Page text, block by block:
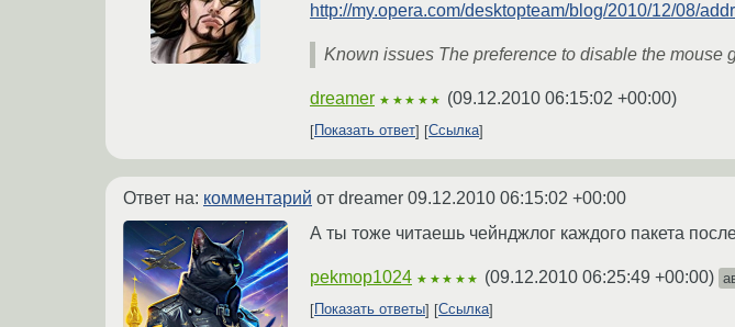
http://my.opera.com/desktopteam/blog/2010/12/08/
Known issues The preference to disable the mouse
dreamer ★★★★★ (09.12.2010 06:15:02 +00:00)
Показать ответ Ссылка
Ответ на: комментарий от dreamer 09.12.2010 06:15:02 +00:00
А ты тоже читаешь чейнджлог каждого пакета
pekmop1024 ★★★★★ (09.12.2010 06:25:49 +00:00)
Показать ответы
Ссылка